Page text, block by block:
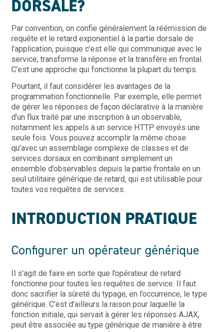
DORSALE?
Par convention, on confie généralement la réémission de
requête et le retard exponentiel à la partie dorsale de
l’application, puisque c’est elle qui communique avec le
service, transforme la réponse et la transfère en frontal.
C’est une approche qui fonctionne la plupart du temps.
Pourtant, il faut considérer les avantages de la
programmation fonctionnelle. Par exemple, elle permet
de gérer les réponses de façon déclarative à la manière
d’un flux traité par une inscription à un observable,
notamment les appels à un service HTTP envoyés une
seule fois. Vous pouvez accomplir la même chose
qu’avec un assemblage complexe de classes et de
services dorsaux en combinant simplement un
ensemble d’observables depuis la partie frontale en un
seul utilitaire générique de retard, qui est utilisable pour
toutes vos requêtes de services.
INTRODUCTION PRATIQUE
Configurer un opérateur générique
Il s'agit de faire en sorte que l’opérateur de retard
fonctionne pour toutes les requêtes de service. Il faut
donc sacrifier la sûreté du typage, en l’occurrence, le type
générique. C’est d’ailleurs la raison pour laquelle la
fonction initiale, qui servait à gérer les réponses AJAX,
peut être associée au type générique de manière à être